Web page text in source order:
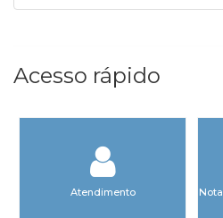
Acesso rápido
Atendimento